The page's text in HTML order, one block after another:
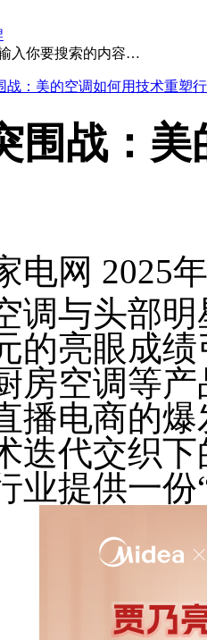
入你要搜索的内容…
战：美的空调如何用技术重塑
围战：
电网 2025
调与头部
的亮眼成
房空调等
播电商的
迭代交织
业提供一